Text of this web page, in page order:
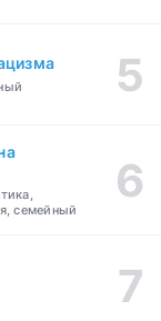
семейный